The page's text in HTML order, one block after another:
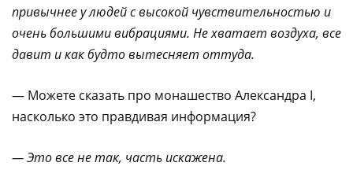
привычнее у людей с высокой чувствительностью и
очень большими вибрациями. Не хватает воздуха, все
давит и как будто вытесняет оттуда.
— Можете сказать про монашество Александра I,
насколько это правдивая информация?
— Это все не так, часть искажена.